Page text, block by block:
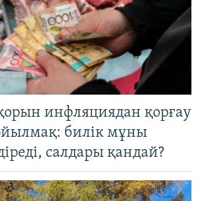
инфляциядан қорғау
билік мұны
салдары қандай?